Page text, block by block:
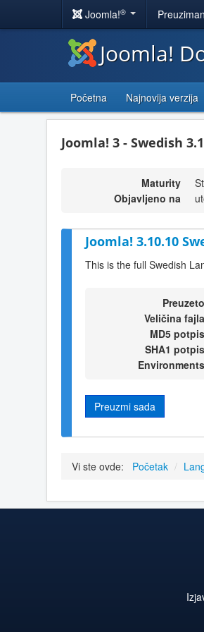
Joomla!®
Joomla!
Početna Najnovija verzija
Joomla! 3 - Swedish
Maturity
Objavljeno na
Joomla! 3.10.10
This is the full Swedish
Preuzeto
Veličina fajla
MD5 potpis
SHA1 potpis
Environments
Preuzmi sada
Vi ste ovde: Početak /